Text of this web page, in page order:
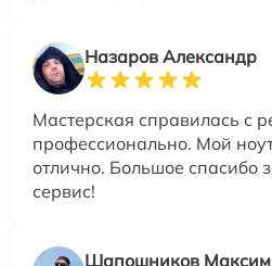
Назаров Александр
Мастерская справилась с
профессионально. Мой
отлично. Большое спасибо
сервис!
Шапошников Максим